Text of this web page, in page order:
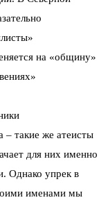
на «общину»
– такие же атеисты
для них именно
Однако упрек в
именами мы